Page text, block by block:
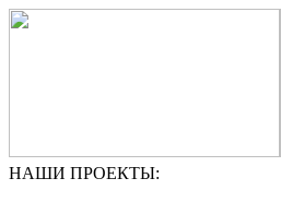
НАШИ ПРОЕКТЫ: